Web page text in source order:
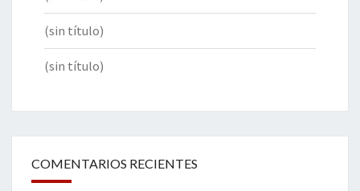
(sin título)
(sin título)
COMENTARIOS RECIENTES